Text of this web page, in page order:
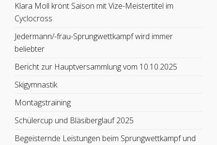
Klara Moll krönt Saison mit Vize-Meistertitel im
Cyclocross
Jedermann/-frau-Sprungwettkampf wird immer
beliebter
Bericht zur Hauptversammlung vom 10.10.2025
Skigymnastik
Montagstraining
Schülercup und Bläsiberglauf 2025
Begeisternde Leistungen beim Sprungwettkampf und